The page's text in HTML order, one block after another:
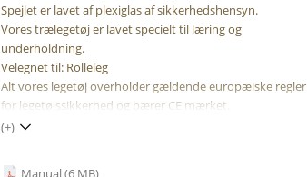
Spejlet er lavet af plexiglas af sikkerhedshensyn.
Vores trælegetøj er lavet specielt til læring og
underholdning.
Velegnet til: Rolleleg
Alt vores legetøj overholder gældende europæiske regler
for legetøjssikkerhed og bærer CE mærket.
(+)
Manual (6 MB)